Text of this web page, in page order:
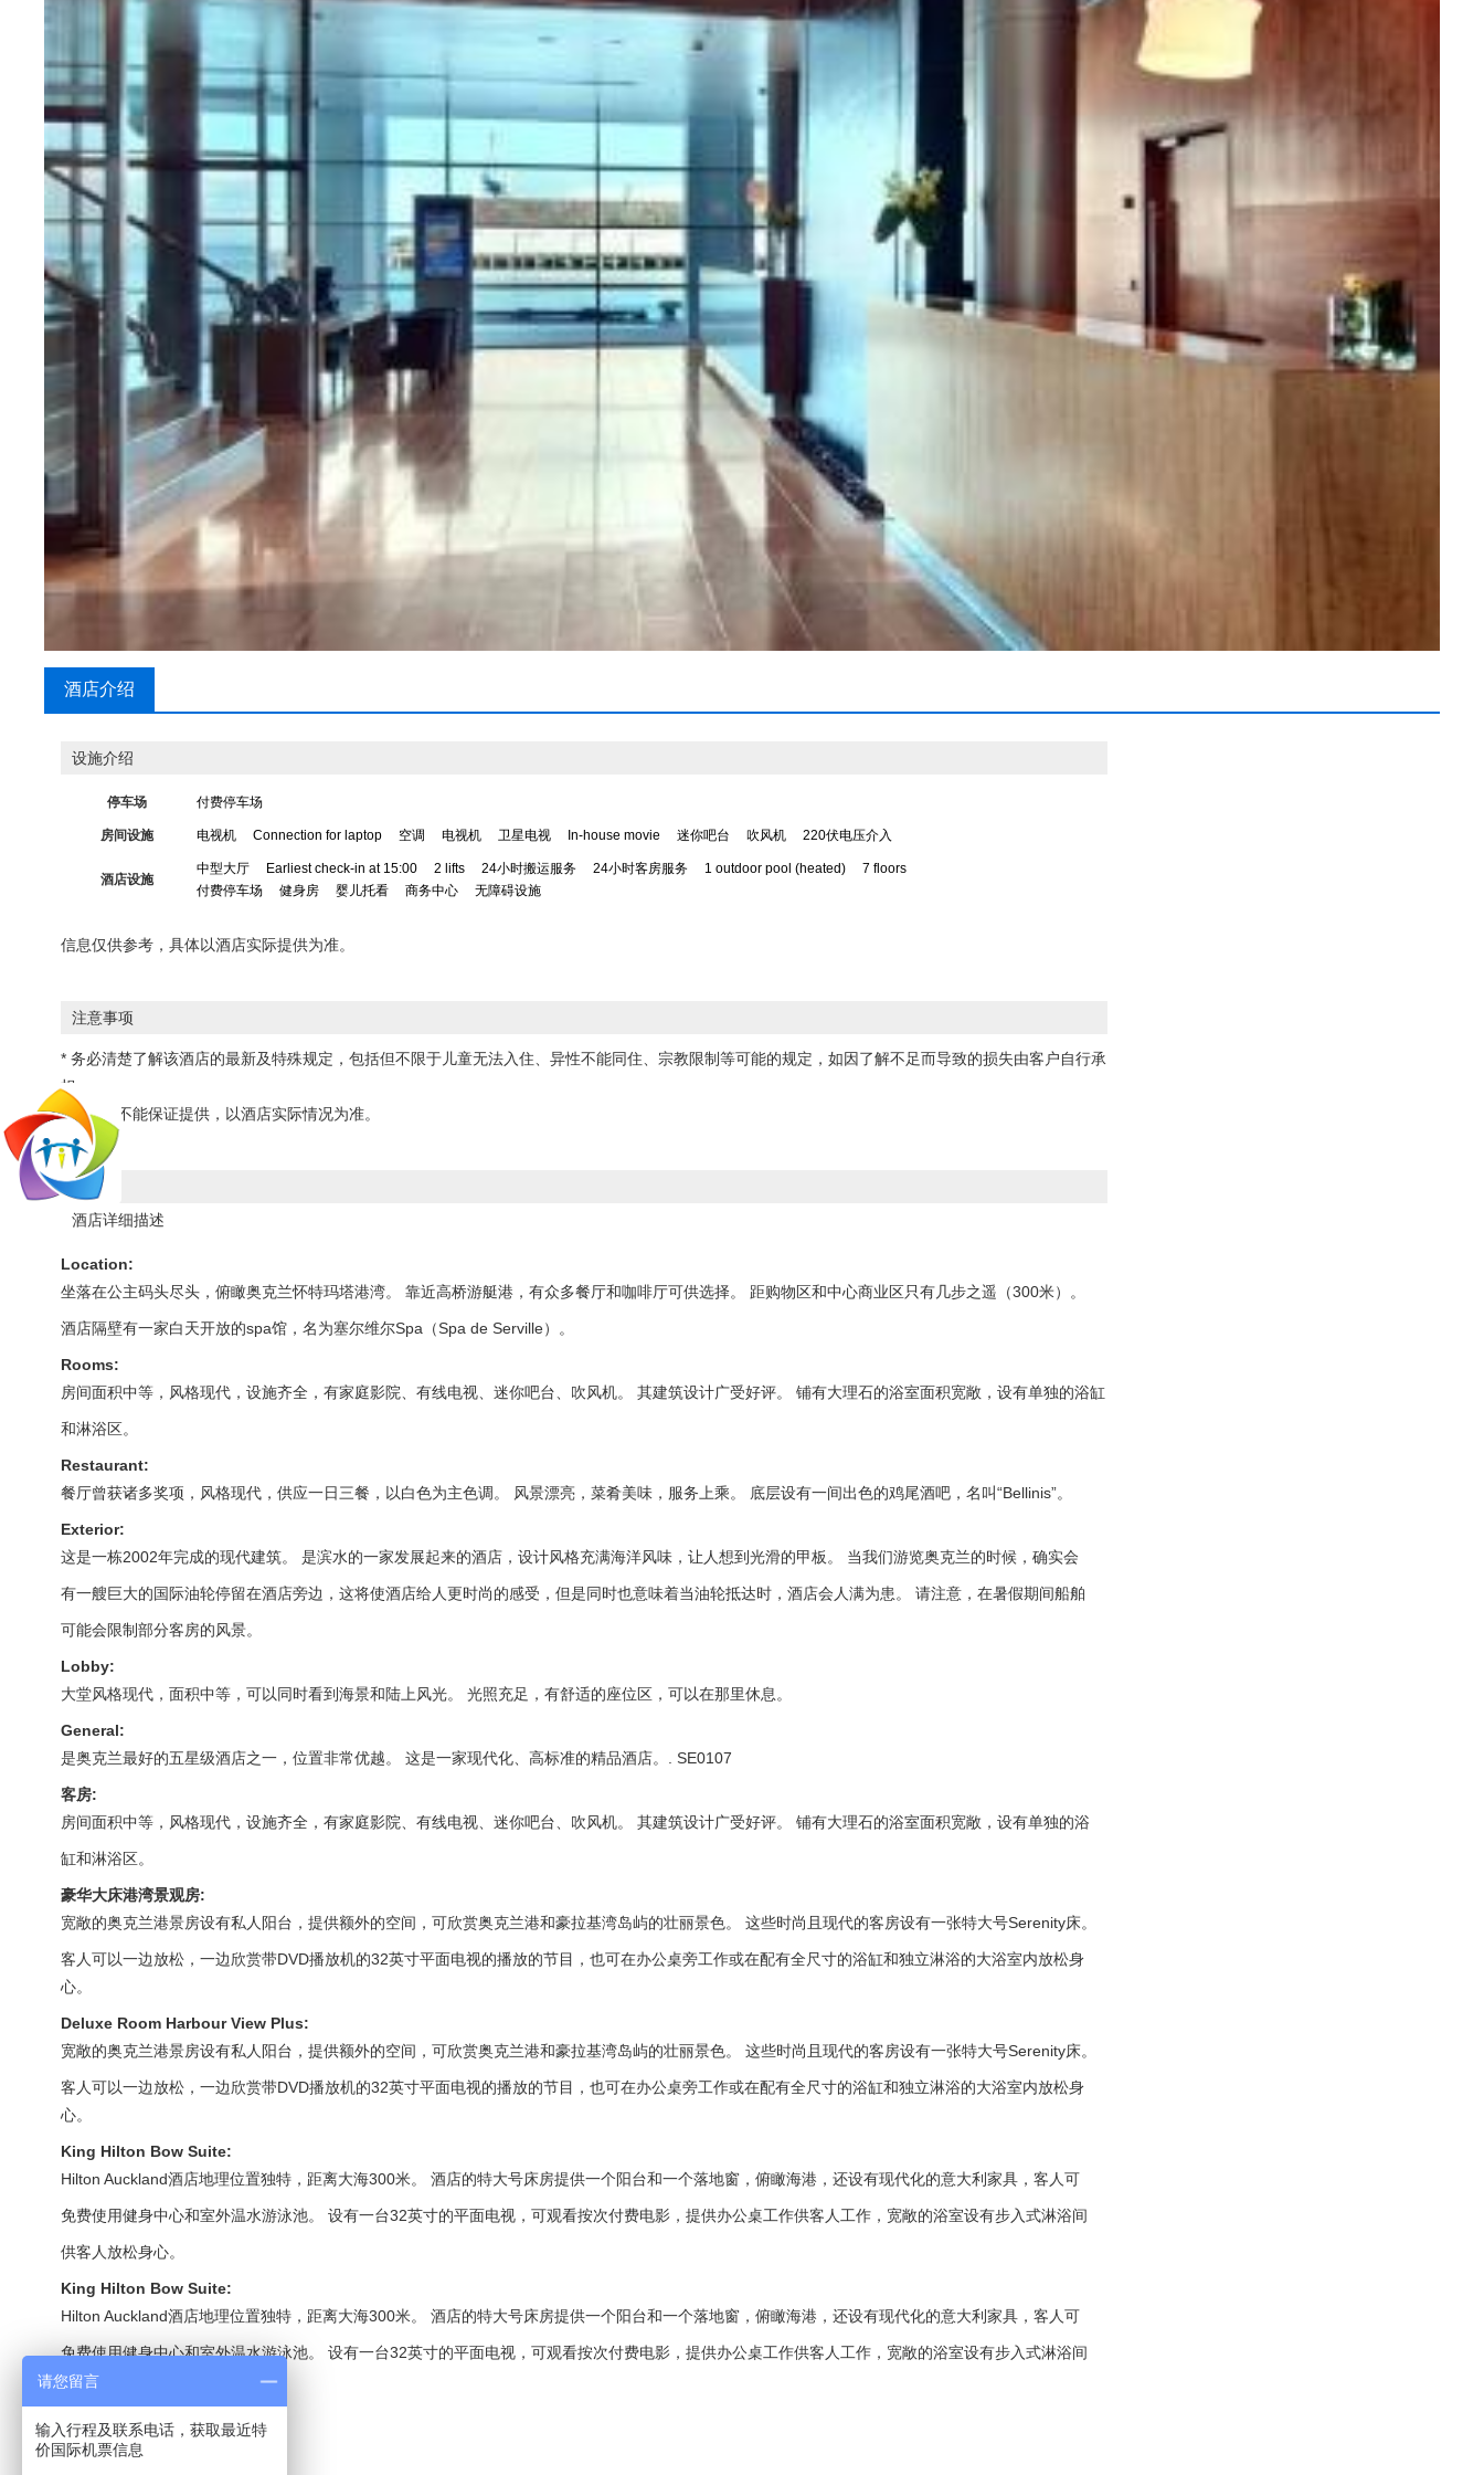
酒店介绍
设施介绍
停车场 付费停车场
房间设施 电视机 Connection for laptop 空调 电视机 卫星电视 In-house movie 迷你吧台 吹风机 220伏电压介入
酒店设施
中型大厅 Earliest check-in at 15:00 2 lifts 24小时搬运服务 24小时客房服务 1 outdoor pool (heated)
7 floors
付费停车场
健身房 婴儿托看 商务中心 无障碍设施
信息仅供参考，具体以酒店实际提供为准。
注意事项
* 务必清楚了解该酒店的最新及特殊规定，包括但不限于儿童无法入住、异性不能同住、宗教限制等可能的规定，如因了解不足而导致的损失由客户自行承
担。
* 婴儿床不能保证提供，以酒店实际情况为准。
酒店详细描述
Location:
坐落在公主码头尽头，俯瞰奥克兰怀特玛塔港湾。 靠近高桥游艇港，有众多餐厅和咖啡厅可供选择。 距购物区和中心商业区只有几步之遥（300米）。
酒店隔壁有一家白天开放的spa馆，名为塞尔维尔Spa（Spa de Serville）。
Rooms:
房间面积中等，风格现代，设施齐全，有家庭影院、有线电视、迷你吧台、吹风机。 其建筑设计广受好评。 铺有大理石的浴室面积宽敞，设有单独的浴缸
和淋浴区。
Restaurant:
餐厅曾获诸多奖项，风格现代，供应一日三餐，以白色为主色调。 风景漂亮，菜肴美味，服务上乘。 底层设有一间出色的鸡尾酒吧，名叫“Bellinis”。
Exterior:
这是一栋2002年完成的现代建筑。 是滨水的一家发展起来的酒店，设计风格充满海洋风味，让人想到光滑的甲板。 当我们游览奥克兰的时候，确实会
有一艘巨大的国际油轮停留在酒店旁边，这将使酒店给人更时尚的感受，但是同时也意味着当油轮抵达时，酒店会人满为患。 请注意，在暑假期间船舶
可能会限制部分客房的风景。
Lobby:
大堂风格现代，面积中等，可以同时看到海景和陆上风光。 光照充足，有舒适的座位区，可以在那里休息。
General:
是奥克兰最好的五星级酒店之一，位置非常优越。 这是一家现代化、高标准的精品酒店。. SE0107
客房:
房间面积中等，风格现代，设施齐全，有家庭影院、有线电视、迷你吧台、吹风机。 其建筑设计广受好评。 铺有大理石的浴室面积宽敞，设有单独的浴
缸和淋浴区。
豪华大床港湾景观房:
宽敞的奥克兰港景房设有私人阳台，提供额外的空间，可欣赏奥克兰港和豪拉基湾岛屿的壮丽景色。 这些时尚且现代的客房设有一张特大号Serenity床。
客人可以一边放松，一边欣赏带DVD播放机的32英寸平面电视的播放的节目，也可在办公桌旁工作或在配有全尺寸的浴缸和独立淋浴的大浴室内放松身
心。
Deluxe Room Harbour View Plus:
宽敞的奥克兰港景房设有私人阳台，提供额外的空间，可欣赏奥克兰港和豪拉基湾岛屿的壮丽景色。 这些时尚且现代的客房设有一张特大号Serenity床。
客人可以一边放松，一边欣赏带DVD播放机的32英寸平面电视的播放的节目，也可在办公桌旁工作或在配有全尺寸的浴缸和独立淋浴的大浴室内放松身
心。
King Hilton Bow Suite:
Hilton Auckland酒店地理位置独特，距离大海300米。 酒店的特大号床房提供一个阳台和一个落地窗，俯瞰海港，还设有现代化的意大利家具，客人可
免费使用健身中心和室外温水游泳池。 设有一台32英寸的平面电视，可观看按次付费电影，提供办公桌工作供客人工作，宽敞的浴室设有步入式淋浴间
供客人放松身心。
King Hilton Bow Suite:
Hilton Auckland酒店地理位置独特，距离大海300米。 酒店的特大号床房提供一个阳台和一个落地窗，俯瞰海港，还设有现代化的意大利家具，客人可
免费使用健身中心和室外温水游泳池。 设有一台32英寸的平面电视，可观看按次付费电影，提供办公桌工作供客人工作，宽敞的浴室设有步入式淋浴间
供客人放松身心。
请您留言
输入行程及联系电话，获取最近特
价国际机票信息